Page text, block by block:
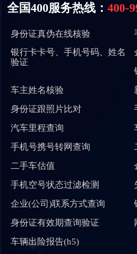
全国400服务热线： 400-
身份证真伪在线核验
银行卡卡号、手机号码、姓名
验证
车主姓名核验
身份证跟照片比对
汽车里程查询
手机号携号转网查询
二手车估值
手机空号状态过滤检测
企业(公司)联系方式查询
身份证有效期查询验证
车辆出险报告(h5)